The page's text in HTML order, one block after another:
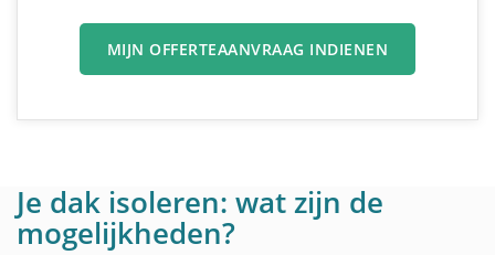
MIJN OFFERTEAANVRAAG INDIENEN
Je dak isoleren: wat zijn de
mogelijkheden?